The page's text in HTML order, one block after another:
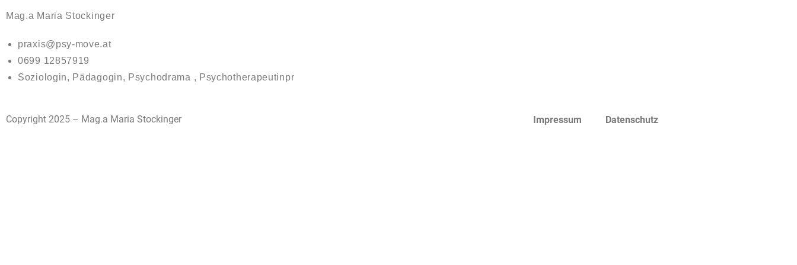
Mag.a Maria Stockinger
praxis@psy-move.at
0699 12857919
Soziologin, Pädagogin, Psychodrama , Psychotherapeutinpr
Copyright 2025 – Mag.a Maria Stockinger Impressum Datenschutz